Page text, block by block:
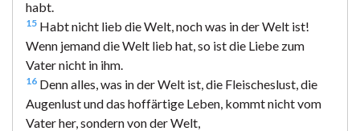
habt.
15 Habt nicht lieb die Welt, noch was in der Welt ist!
Wenn jemand die Welt lieb hat, so ist die Liebe zum
Vater nicht in ihm.
16 Denn alles, was in der Welt ist, die Fleischeslust, die
Augenlust und das hoffärtige Leben, kommt nicht vom
Vater her, sondern von der Welt,